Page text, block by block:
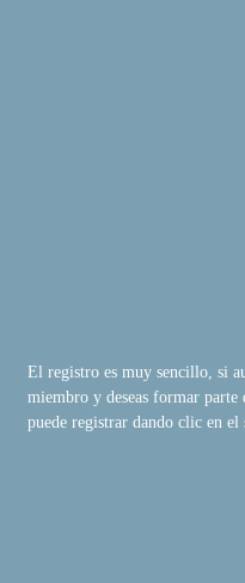
El registro es muy sencillo, si
miembro y deseas formar
puede registrar dando clic en el